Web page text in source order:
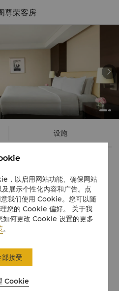
尊荣客房

设施
尊贵的豪华阁专属礼遇。
，以启用网站功能、确保网站
展示个性化内容和广告。点
意我们使用 Cookie。您可以随
您的 Cookie 偏好。 关于我
何更改 Cookie 设置的更多
。
Cookie
部接受